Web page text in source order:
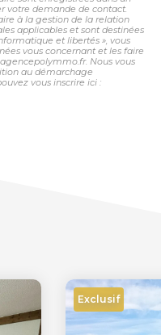
votre demande de contact.
à la gestion de la relation
applicables et sont destinées
et libertés », vous
vous concernant et les faire
Nous vous
au démarchage
vous inscrire ici :
Exclusif